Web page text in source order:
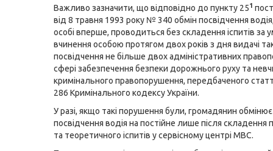
Важливо зазначити, що відповідно до пункту 251
від 8 травня 1993 року № 340 обмін посвідчення
особі вперше, проводиться без складення іспитів за
вчинення особою протягом двох років з дня видачі
посвідчення не більше двох адміністративних
сфері забезпечення безпеки дорожнього руху та
кримінального правопорушення, передбаченого
286 Кримінального кодексу України.
У разі, якщо такі порушення були, громадянин
посвідчення водія на постійне лише після складення
та теоретичного іспитів у сервісному центрі МВС.